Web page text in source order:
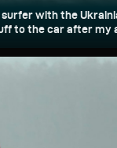
with the
to the car after my